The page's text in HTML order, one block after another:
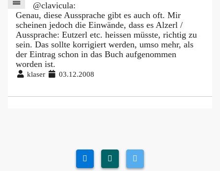
@clavicula:
Genau, diese Aussprache gibt es auch oft. Mir
scheinen jedoch die Einwände, dass es Alzerl /
Aussprache: Eutzerl etc. heissen müsste, richtig zu
sein. Das sollte korrigiert werden, umso mehr, als
der Eintrag schon in das Buch aufgenommen
worden ist.
klaser 03.12.2008